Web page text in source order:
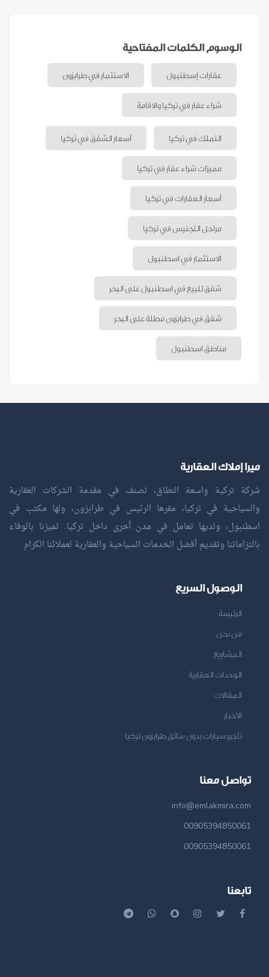
الوسوم الكلمات المفتاحية
الاستثمار في طرابزون عقارات إسطنبول
شراء عقار في تركيا والاقامة
أسعار الشقق في تركيا التملك في تركيا
مميزات شراء عقار في تركيا
أسعار العقارات في تركيا
مراحل التجنيس في تركيا
الاستثمار في اسطنبول
شقق للبيع في اسطنبول على البحر
شقق في طرابزون مطلة على البحر
مناطق اسطنبول
ميرا إملاك العقارية
شركة تركية واسعة النطاق، تصنف في مقدمة الشركات العقارية
والسياحية في تركيا، مقرها الرئيس في طرابزون، ولها مكتب في
اسطنبول، ولديها تعامل في مدن أخرى داخل تركيا. تميزنا بالوفاء
بالتزاماتنا وتقديم أفضل الخدمات السياحية والعقارية لعملائنا الكرام.
الوصول السريع
الرئيسة
من نحن
المشاريع
الوحدات العقارية
المقالات
الأخبار
تأجير سيارات بدون سائق طرابزون تركيا
تواصل معنا
info@emlakmira.com
00905394850061
00905394850061
تابعنا